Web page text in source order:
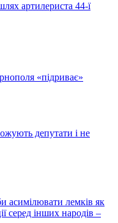
артилериста 44-ї
«підриває»
депутати і не
асимілювати лемків як
серед інших народів –